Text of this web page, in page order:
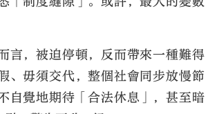
言，被迫停頓，反而帶來一種難得
、毋須交代，整個社會同步放慢節
自覺地期待「合法休息」，甚至暗